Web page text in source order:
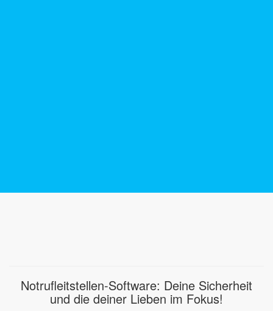
Notrufleitstellen-Software: Deine Sicherheit
und die deiner Lieben im Fokus!